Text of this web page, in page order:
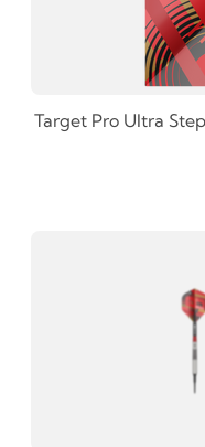
Target Pro Ultra